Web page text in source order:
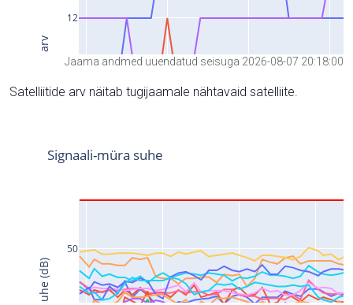
Jaama andmed uuendatud seisuga 2026-08-07 20:18:00
Satelliitide arv näitab tugijaamale nähtavaid satelliite.